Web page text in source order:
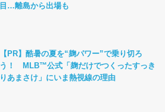
目…離島から出場も
【PR】酷暑の夏を“麹パワー”で乗り切ろ
う！ MLB™公式「麹だけでつくったすっき
りあまさけ」にいま熱視線の理由